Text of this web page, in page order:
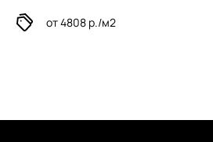
от 4808 р./м2